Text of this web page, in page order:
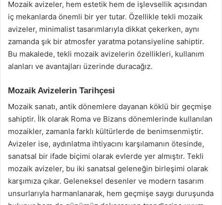
Mozaik avizeler, hem estetik hem de işlevsellik açısından
iç mekanlarda önemli bir yer tutar. Özellikle tekli mozaik
avizeler, minimalist tasarımlarıyla dikkat çekerken, aynı
zamanda şık bir atmosfer yaratma potansiyeline sahiptir.
Bu makalede, tekli mozaik avizelerin özellikleri, kullanım
alanları ve avantajları üzerinde duracağız.
Mozaik Avizelerin Tarihçesi
Mozaik sanatı, antik dönemlere dayanan köklü bir geçmişe
sahiptir. İlk olarak Roma ve Bizans dönemlerinde kullanılan
mozaikler, zamanla farklı kültürlerde de benimsenmiştir.
Avizeler ise, aydınlatma ihtiyacını karşılamanın ötesinde,
sanatsal bir ifade biçimi olarak evlerde yer almıştır. Tekli
mozaik avizeler, bu iki sanatsal geleneğin birleşimi olarak
karşımıza çıkar. Geleneksel desenler ve modern tasarım
unsurlarıyla harmanlanarak, hem geçmişe saygı duruşunda